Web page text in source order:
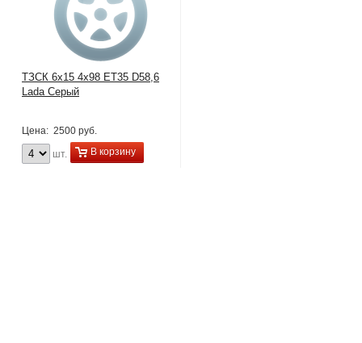
ТЗСК 6x15 4x98 ET35 D58,6
Lada Серый
Цена: 2500 руб.
шт. В корзину